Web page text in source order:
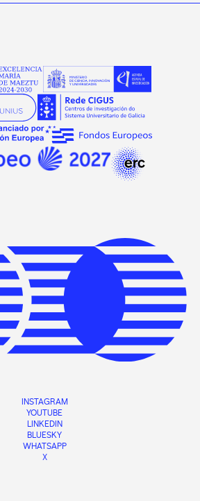
INSTAGRAM
YOUTUBE
LINKEDIN
BLUESKY
WHATSAPP
X